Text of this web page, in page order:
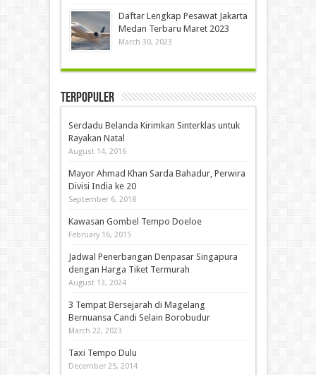
Daftar Lengkap Pesawat Jakarta
Medan Terbaru Maret 2023
March 30, 2023
Terpopuler
Serdadu Belanda Kirimkan Sinterklas untuk
Rayakan Natal
August 14, 2016
Mayor Ahmad Khan Sarda Bahadur, Perwira
Divisi India ke 20
September 6, 2018
Kawasan Gombel Tempo Doeloe
February 16, 2015
Jadwal Penerbangan Denpasar Singapura
dengan Harga Tiket Termurah
August 13, 2024
3 Tempat Bersejarah di Magelang
Bernuansa Candi Selain Borobudur
March 22, 2023
Taxi Tempo Dulu
December 25, 2014